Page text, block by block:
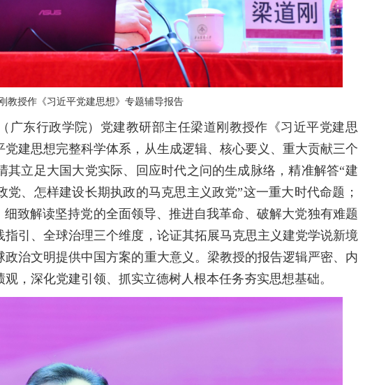
教授作《习近平党建思想》专题辅导报告
广东行政学院）党建教研部主任梁道刚教授作《习近平党建思
建思想完整科学体系，从生成逻辑、核心要义、重大贡献三个
其立足大国大党实际、回应时代之问的生成脉络，精准解答“建
、怎样建设长期执政的马克思主义政党”这一重大时代命题；
细致解读坚持党的全面领导、推进自我革命、破解大党独有难题
引、全球治理三个维度，论证其拓展马克思主义建党学说新境
治文明提供中国方案的重大意义。梁教授的报告逻辑严密、内
，深化党建引领、抓实立德树人根本任务夯实思想基础。